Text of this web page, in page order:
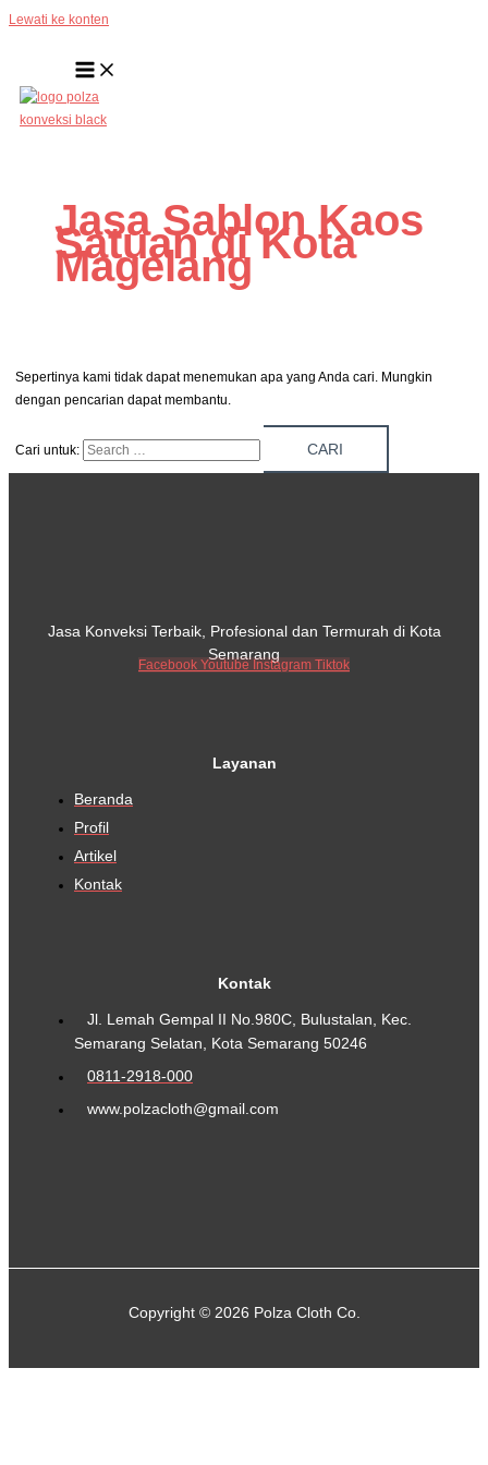
Lewati ke konten
Jasa Sablon Kaos
Satuan di Kota
Magelang
Sepertinya kami tidak dapat menemukan apa yang Anda cari. Mungkin
dengan pencarian dapat membantu.
Cari untuk:
Jasa Konveksi Terbaik, Profesional dan Termurah di Kota
Semarang
Facebook Youtube Instagram Tiktok
Layanan
Beranda
Profil
Artikel
Kontak
Kontak
Jl. Lemah Gempal II No.980C, Bulustalan, Kec.
Semarang Selatan, Kota Semarang 50246
0811-2918-000
www.polzacloth@gmail.com
Copyright © 2026 Polza Cloth Co.